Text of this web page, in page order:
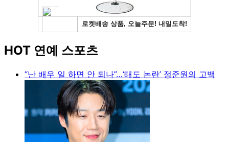
HOT 연예 스포츠
“난 배우 일 하면 안 되나”…‘태도 논란’ 정준원의 고백